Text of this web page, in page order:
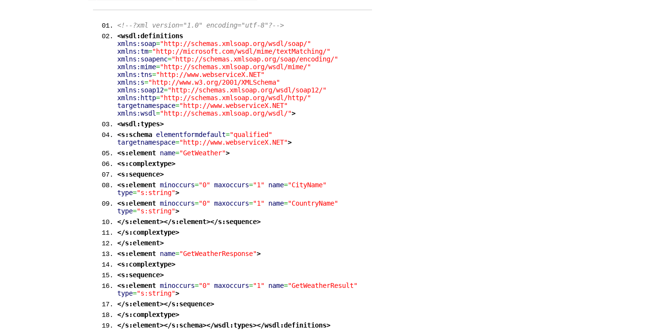
<!--?xml version="1.0" encoding="utf-8"?-->
<wsdl:definitions
xmlns:soap="http://schemas.xmlsoap.org/wsdl/soap/"
xmlns:tm="http://microsoft.com/wsdl/mime/textMatching/"
xmlns:soapenc="http://schemas.xmlsoap.org/soap/encoding/"
xmlns:mime="http://schemas.xmlsoap.org/wsdl/mime/"
xmlns:tns="http://www.webserviceX.NET"
xmlns:s="http://www.w3.org/2001/XMLSchema"
xmlns:soap12="http://schemas.xmlsoap.org/wsdl/soap12/"
xmlns:http="http://schemas.xmlsoap.org/wsdl/http/"
targetnamespace="http://www.webserviceX.NET"
xmlns:wsdl="http://schemas.xmlsoap.org/wsdl/">
<wsdl:types>
<s:schema elementformdefault="qualified"
targetnamespace="http://www.webserviceX.NET">
<s:element name="GetWeather">
<s:complextype>
<s:sequence>
<s:element minoccurs="0" maxoccurs="1" name="CityName"
type="s:string">
<s:element minoccurs="0" maxoccurs="1" name="CountryName"
type="s:string">
</s:element></s:element></s:sequence>
</s:complextype>
</s:element>
<s:element name="GetWeatherResponse">
<s:complextype>
<s:sequence>
<s:element minoccurs="0" maxoccurs="1" name="GetWeatherResult"
type="s:string">
</s:element></s:sequence>
</s:complextype>
</s:element></s:schema></wsdl:types></wsdl:definitions>